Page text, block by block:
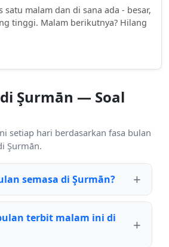
satu malam dan di sana ada - besar,
tinggi. Malam berikutnya? Hilang
Şurmān — Soal
setiap hari berdasarkan fasa bulan
Şurmān.
semasa di Şurmān?
terbit malam ini di